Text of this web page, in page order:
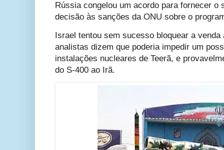
Rússia congelou um acordo para fornecer o
decisão às sanções da ONU sobre o
Israel tentou sem sucesso bloquear a
analistas dizem que poderia impedir um
instalações nucleares de Teerã, e
do S-400 ao Irã.